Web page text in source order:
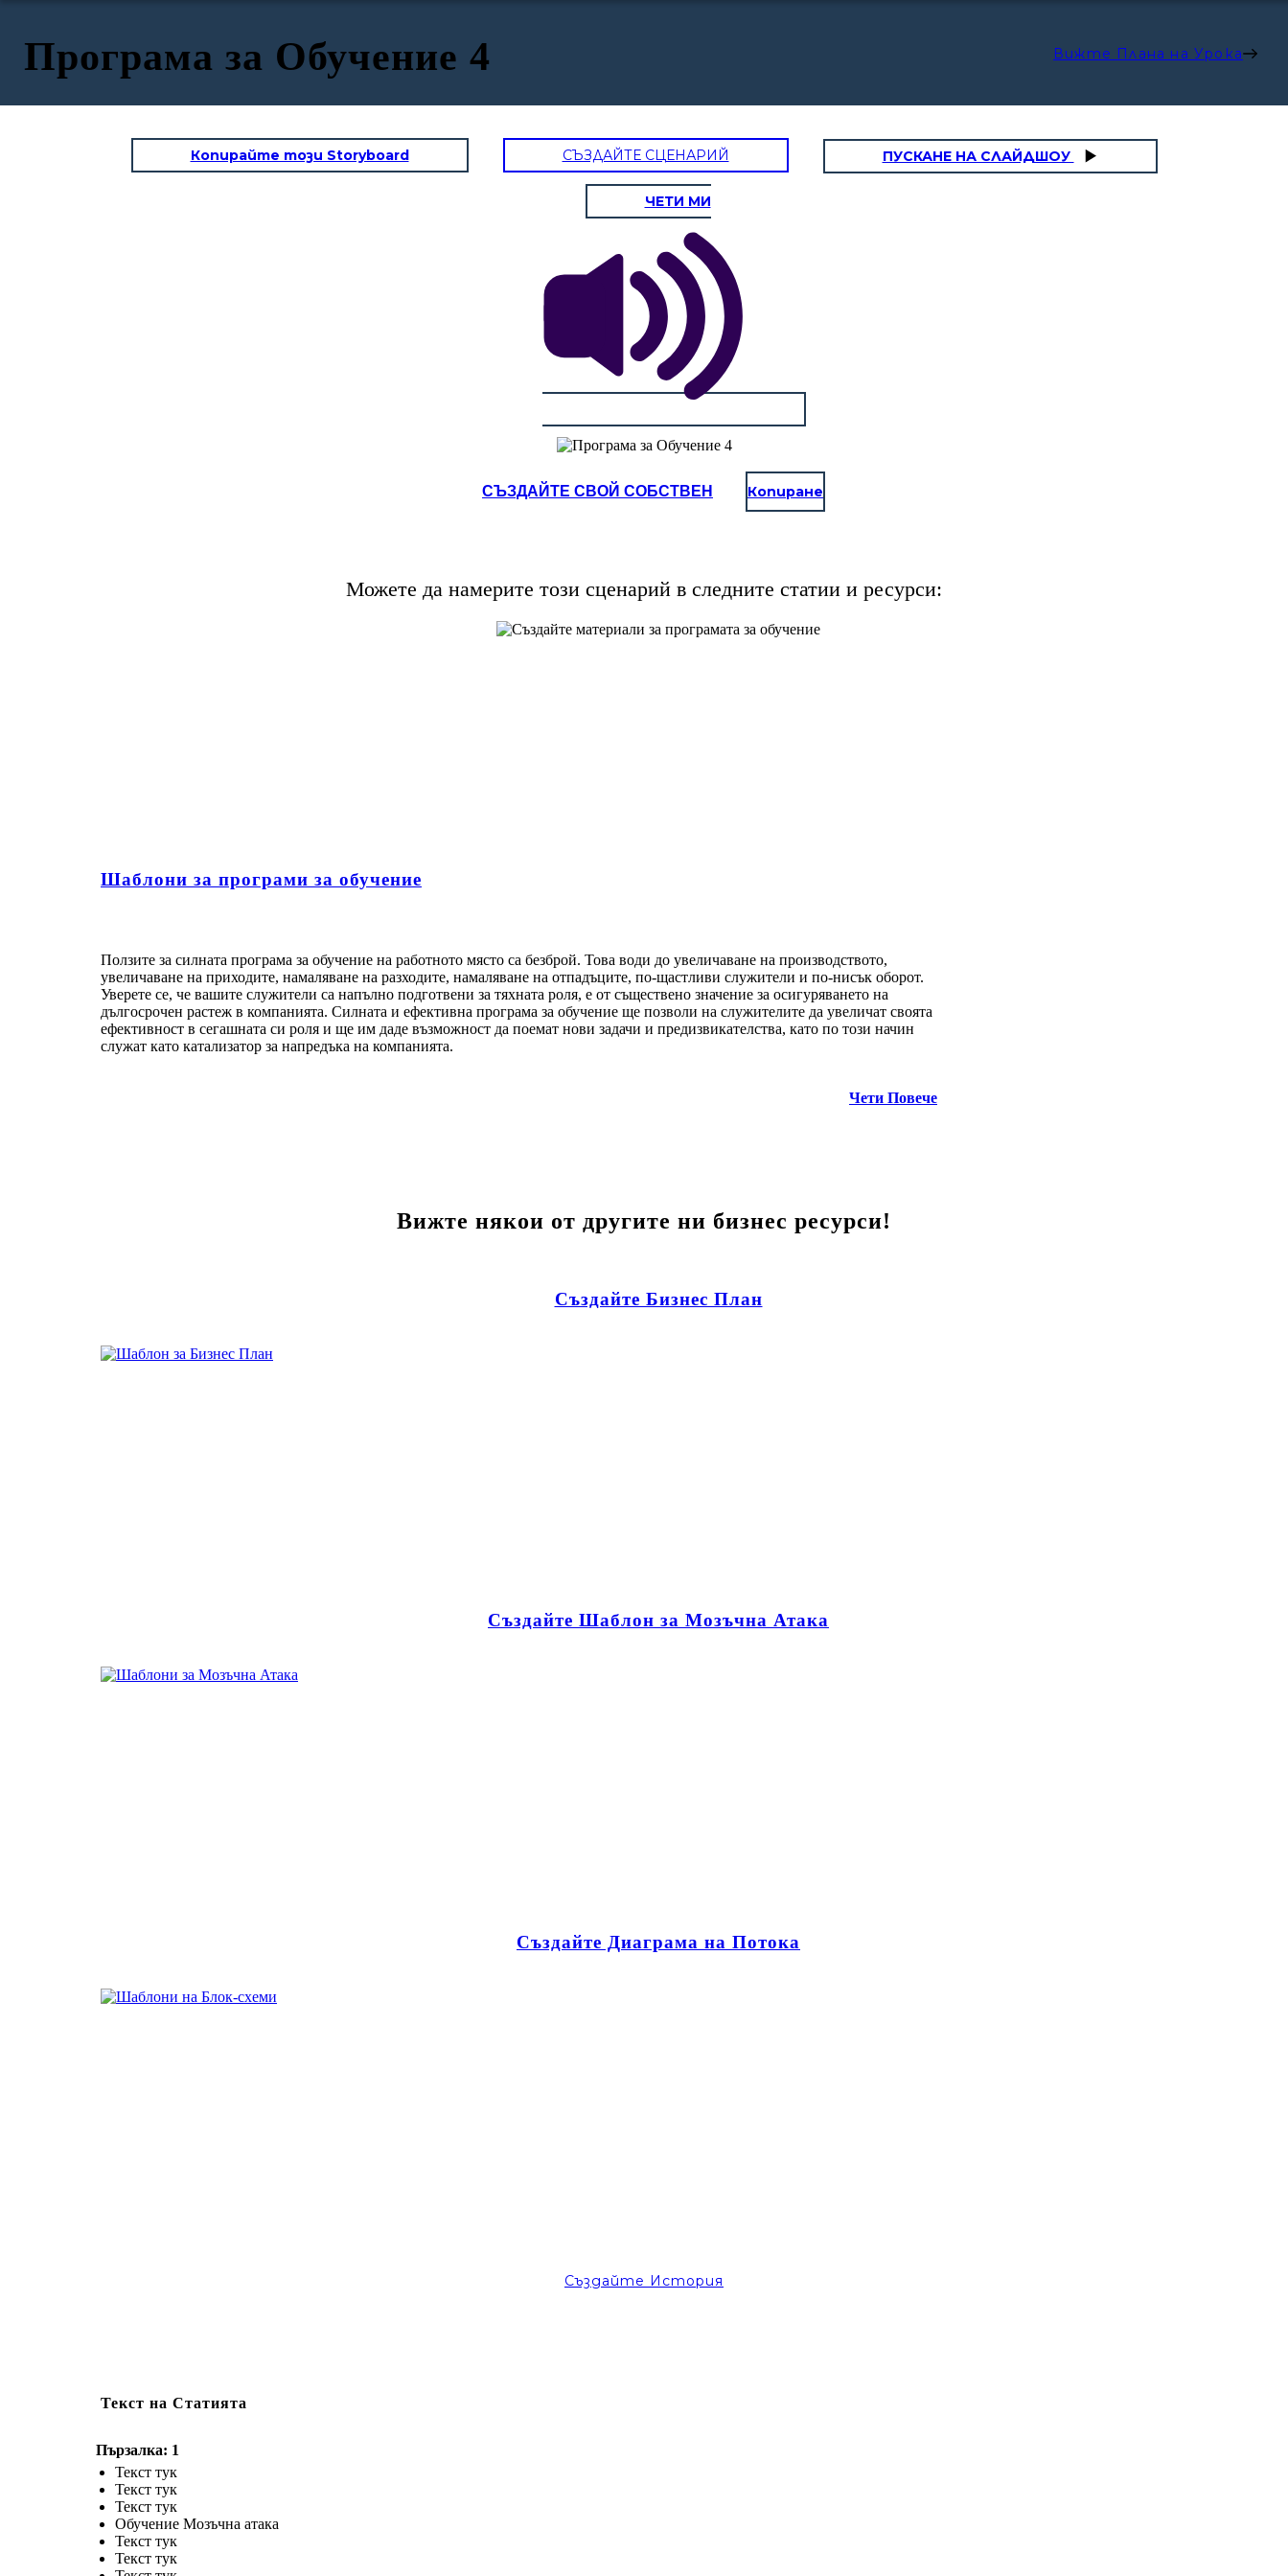
Програма за Обучение 4 Вижте Плана на Урока
Копирайте този Storyboard СЪЗДАЙТЕ СЦЕНАРИЙ ПУСКАНЕ НА СЛАЙДШОУ
ЧЕТИ МИ
СЪЗДАЙТЕ СВОЙ СОБСТВЕН Копиране
Можете да намерите този сценарий в следните статии и ресурси:
Шаблони за програми за обучение
Ползите за силната програма за обучение на работното място са безброй. Това води до увеличаване на производството,
увеличаване на приходите, намаляване на разходите, намаляване на отпадъците, по-щастливи служители и по-нисък оборот.
Уверете се, че вашите служители са напълно подготвени за тяхната роля, е от съществено значение за осигуряването на
дългосрочен растеж в компанията. Силната и ефективна програма за обучение ще позволи на служителите да увеличат своята
ефективност в сегашната си роля и ще им даде възможност да поемат нови задачи и предизвикателства, като по този начин
служат като катализатор за напредъка на компанията.
Чети Повече
Вижте някои от другите ни бизнес ресурси!
Създайте Бизнес План
Създайте Шаблон за Мозъчна Атака
Създайте Диаграма на Потока
Създайте История
Текст на Статията
Пързалка: 1
Текст тук
Текст тук
Текст тук
Обучение Мозъчна атака
Текст тук
Текст тук